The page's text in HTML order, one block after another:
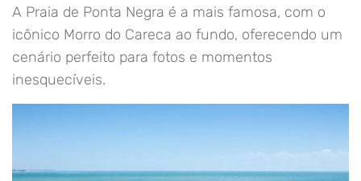
A Praia de Ponta Negra é a mais famosa, com o
icônico Morro do Careca ao fundo, oferecendo um
cenário perfeito para fotos e momentos
inesquecíveis.